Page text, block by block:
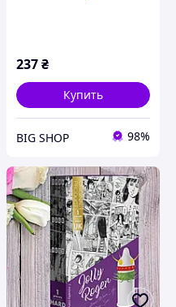
латекс 10ш
237₴
Купить
BIG SHOP 98%